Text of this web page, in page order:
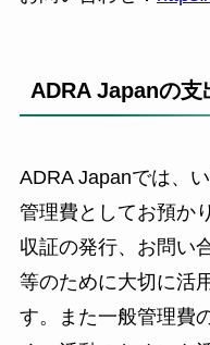
ADRA Japanの支
ADRA Japanでは、
管理費としてお預か
収証の発行、お問い
等のために大切に活
す。また一般管理費